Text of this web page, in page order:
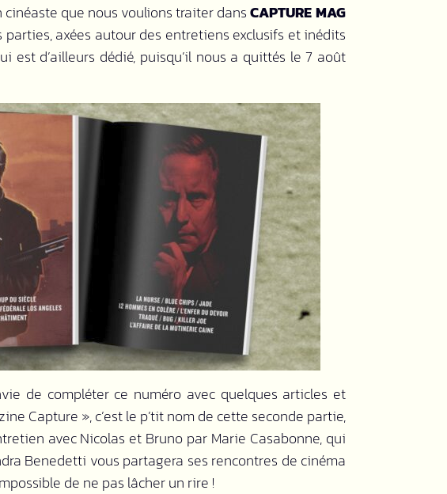
cinéaste que nous voulions traiter dansCAPTURE MAG
axées autour des entretiens exclusifs et inédits
d’ailleurs dédié, puisqu’il nous a quittés le 7 août
de compléter ce numéro avec quelques articles et
Capture », c’est le p’tit nom de cette seconde partie,
avec Nicolas et Bruno par Marie Casabonne, qui
Benedetti vous partagera ses rencontres de cinéma
de ne pas lâcher un rire !